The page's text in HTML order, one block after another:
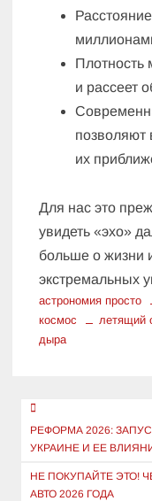
Плотность
и рассеет
позволяют
их
Для нас это
увидеть «эхо»
больше о жизни
экстремальных
астрономия просто
космос
летящий
дыра
Навигация
по
записям
РЕФОРМА 2026:
УКРАИНЕ И ЕЕ
НЕ ПОКУПАЙТЕ ЭТО!
АВТО 2026 ГОДА